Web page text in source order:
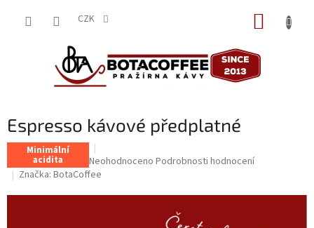
CZK
Espresso kávové předplatné
Minimální
acidita
Průměrné
hodnocení
Neohodnoceno Podrobnosti hodnocení
Značka: BotaCoffee